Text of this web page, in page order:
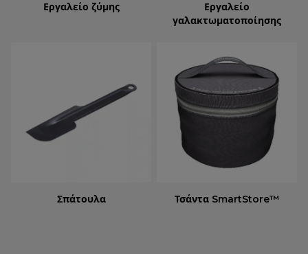
Εργαλείο ζύμης
Εργαλείο
γαλακτωματοποίησης
Σπάτουλα Τσάντα SmartStore™